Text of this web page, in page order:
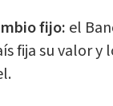
fijo: el
fija su valor y